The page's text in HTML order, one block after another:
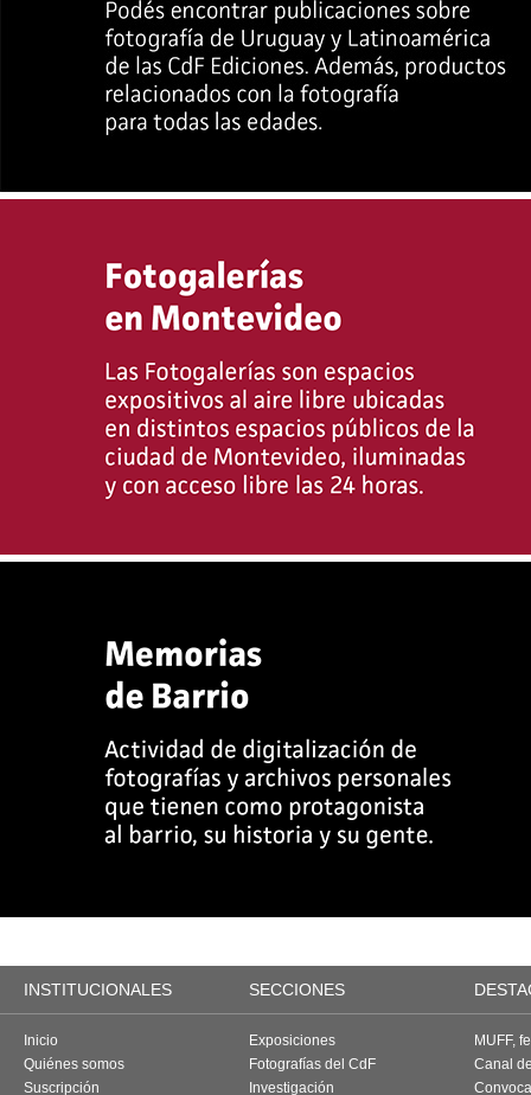
INSTITUCIONALES SECCIONES
Inicio
Quiénes somos
Suscripción
Exposiciones
Fotografías del CdF
Investigación
MUFF,
Canal